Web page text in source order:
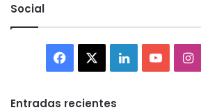
Social
Facebook LinkedIn
Entradas recientes